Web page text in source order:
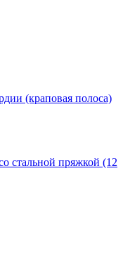
(краповая полоса)
стальной пряжкой (12